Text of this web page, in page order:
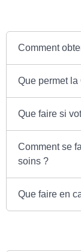
Comment
Que permet la
Que faire si
Comment se
soins ?
Que faire en